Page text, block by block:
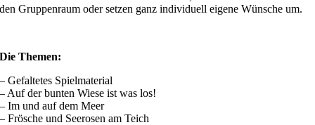
den Gruppenraum oder setzen ganz individuell eigene Wünsche um.
Die Themen:
– Gefaltetes Spielmaterial
– Auf der bunten Wiese ist was los!
– Im und auf dem Meer
– Frösche und Seerosen am Teich